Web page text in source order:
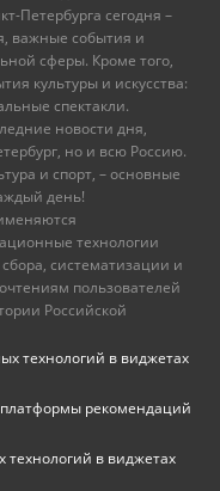
Петербурга сегодня –
важные события и
сферы. Кроме того,
культуры и искусства:
спектакли.
новости дня,
но и всю Россию.
и спорт, – основные
день!
технологии
систематизации и
пользователей
Российской
технологий в виджетах
рекомендаций
в виджетах